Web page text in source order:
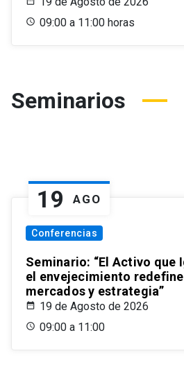
09:00 a 11:00 horas
Seminarios
19 AGO
Conferencias
Seminario: “El Activo que
el envejecimiento
mercados y estrategia”
19 de Agosto de 2026
09:00 a 11:00